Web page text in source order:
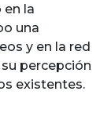
la
una
y en la red
percepción
existentes.